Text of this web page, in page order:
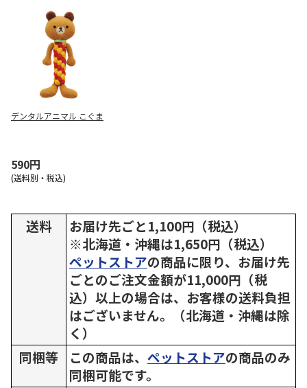
デンタルアニマル こぐま
590円
(送料別・税込)
送料
お届け先ごと1,100円（税込）
※北海道・沖縄は1,650円（税込）
ペットストアの商品に限り、お届け先
ごとのご注文金額が11,000円（税
込）以上の場合は、お客様の送料負担
はございません。（北海道・沖縄は除
く）
同梱等
この商品は、 ペットストアの商品のみ
同梱可能です。